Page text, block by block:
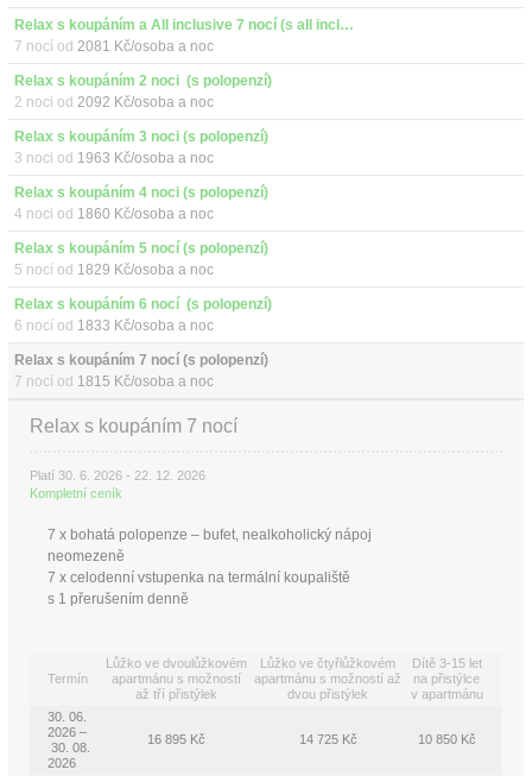
Relax s koupáním a All inclusive 7 nocí (s all inclusive)
7 nocí od 2081 Kč/osoba a noc
Relax s koupáním 2 noci  (s polopenzí)
2 noci od 2092 Kč/osoba a noc
Relax s koupáním 3 noci (s polopenzí)
3 noci od 1963 Kč/osoba a noc
Relax s koupáním 4 noci (s polopenzí)
4 noci od 1860 Kč/osoba a noc
Relax s koupáním 5 nocí (s polopenzí)
5 nocí od 1829 Kč/osoba a noc
Relax s koupáním 6 nocí  (s polopenzí)
6 nocí od 1833 Kč/osoba a noc
Relax s koupáním 7 nocí (s polopenzí)
7 nocí od 1815 Kč/osoba a noc
Relax s koupáním 7 nocí
Platí 30. 6. 2026 - 22. 12. 2026
Kompletní ceník
7 x bohatá polopenze – bufet, nealkoholický nápoj
neomezeně
7 x celodenní vstupenka na termální koupaliště
s 1 přerušením den­ně
Termín
Lůžko ve dvoulůžkovém
apartmánu s možností
až tří přistýlek
Lůžko ve čtyřlůžkovém
apartmánu s možností až
dvou přistýlek
Dítě 3-15 let
na přistýlce
v apartmánu
30. 06.
2026 –
30. 08.
2026
16 895 Kč 14 725 Kč 10 850 Kč